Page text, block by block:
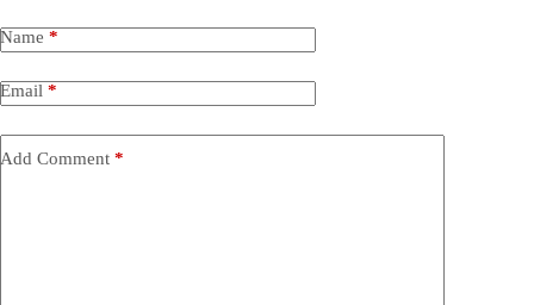
Name *
Email *
Add Comment *